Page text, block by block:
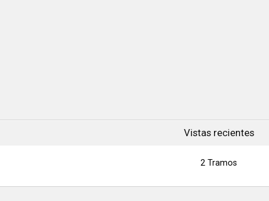
Vistas recientes
2 Tramos